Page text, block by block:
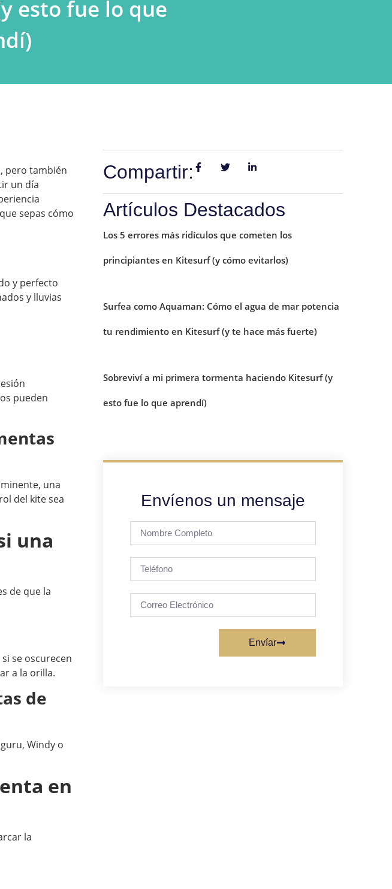
esto fue lo que
pero también
un día
sepas cómo
y perfecto
y lluvias
pueden
una
del kite sea
una
de que la
se oscurecen
a la orilla.
de
Windy o
en
la
Compartir:
Artículos Destacados
Los 5 errores más ridículos que cometen los
principiantes en Kitesurf (y cómo evitarlos)
Surfea como Aquaman: Cómo el agua de mar potencia
tu rendimiento en Kitesurf (y te hace más fuerte)
Sobreviví a mi primera tormenta haciendo Kitesurf (y
esto fue lo que aprendí)
Envíenos un mensaje
Envíar